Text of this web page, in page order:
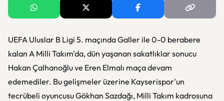
UEFA Uluslar B Ligi 5. maçında Galler ile 0-0 berabere
kalan A Milli Takım'da, dün yaşanan sakatlıklar sonucu
Hakan Çalhanoğlu ve Eren Elmalı maça devam
edemediler. Bu gelişmeler üzerine Kayserispor'un
tecrübeli oyuncusu Gökhan Sazdağı, Milli Takım kadrosuna